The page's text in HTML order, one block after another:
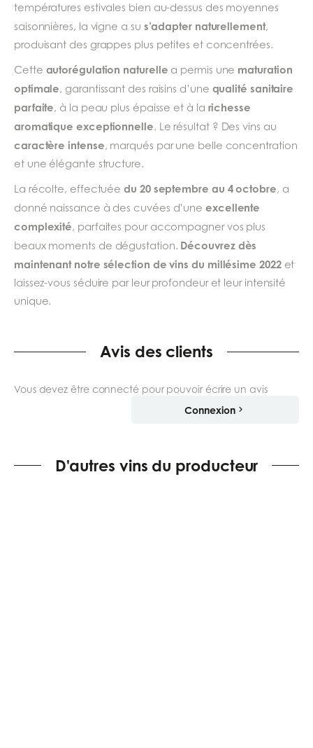
températures estivales bien au-dessus des moyennes
saisonnières, la vigne a su s’adapter naturellement,
produisant des grappes plus petites et concentrées.
Cette autorégulation naturelle a permis une maturation
optimale, garantissant des raisins d’une qualité sanitaire
parfaite, à la peau plus épaisse et à la richesse
aromatique exceptionnelle. Le résultat ? Des vins au
caractère intense, marqués par une belle concentration
et une élégante structure.
La récolte, effectuéedu 20 septembre au 4 octobre, a
donné naissance à des cuvées d’uneexcellente
complexité, parfaites pour accompagner vos plus
beaux moments de dégustation. Découvrez dès
maintenant notre sélection de vins du millésime 2022et
laissez-vous séduire par leur profondeur et leur intensité
unique.
Avis des clients
Vous devez être connecté pour pouvoir écrire un avis
Connexion
D'autres vins du producteur